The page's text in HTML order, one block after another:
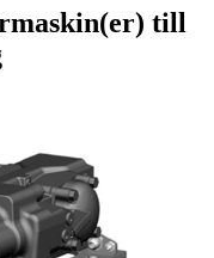
till